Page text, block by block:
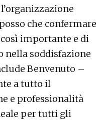
che confermare
importante e di
nella soddisfazione
Benvenuto –
a tutto il
e professionalità
per tutti gli